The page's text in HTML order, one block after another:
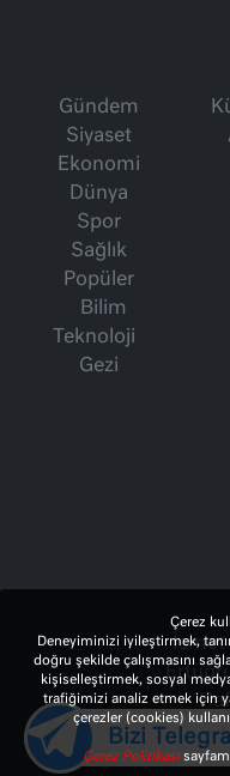
Gündem
Siyaset
Ekonomi
Dünya
Spor
Sağlık
Popüler
Bilim
Teknoloji
Gezi
İsmet
Çerez
Deneyiminizi iyileştirmek,
doğru şekilde çalışmasını
kişiselleştirmek, sosyal
trafiğimizi analiz etmek için
çerezler (cookies)
Çerez Politikası
Bizi